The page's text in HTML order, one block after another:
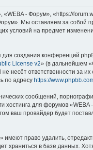
- Форум», «https://
Мы оставляем за собой
условий на предмет
создания конференций
License v2» (в дальнейшем
несёт ответственности за
по адресу https://
сообщений,
хостинга для форумов
ваш провайдер будет
право удалить,
храниться в базе данных.